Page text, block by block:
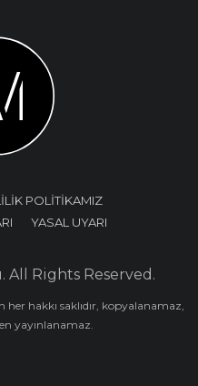
POLİTİKAMIZ
YASAL UYARI
Rights Reserved.
hakkı saklıdır, kopyalanamaz,
yayınlanamaz.